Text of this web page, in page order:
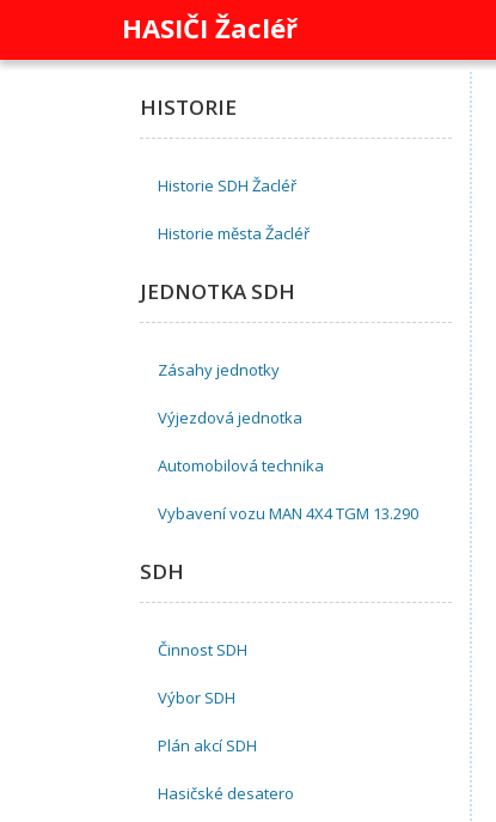
HASIČI Žacléř
HISTORIE
Historie SDH Žacléř
Historie města Žacléř
JEDNOTKA SDH
Zásahy jednotky
Výjezdová jednotka
Automobilová technika
Vybavení vozu MAN 4X4 TGM 13.290
SDH
Činnost SDH
Výbor SDH
Plán akcí SDH
Hasičské desatero